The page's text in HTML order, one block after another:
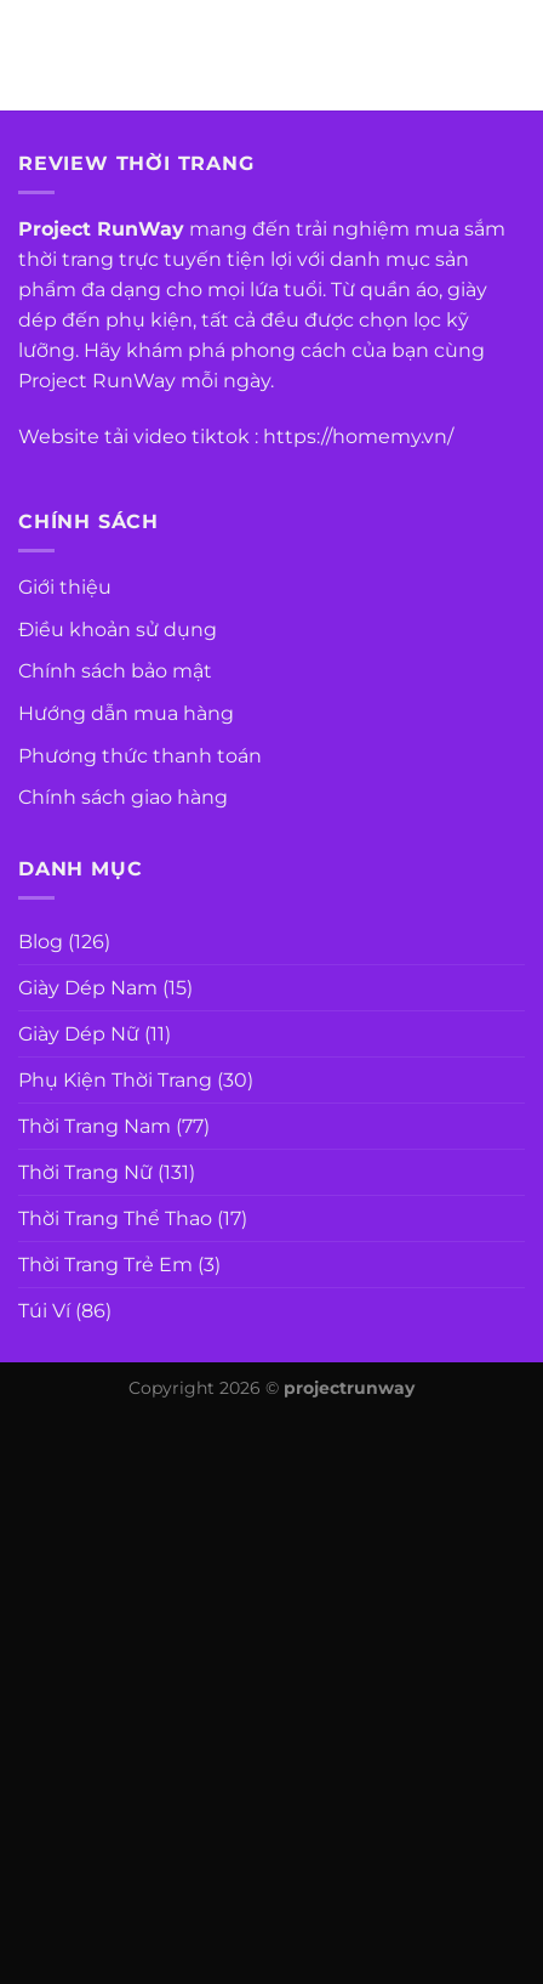
REVIEW THỜI TRANG
Project RunWay mang đến trải nghiệm mua sắm
thời trang trực tuyến tiện lợi với danh mục sản
phẩm đa dạng cho mọi lứa tuổi. Từ quần áo, giày
dép đến phụ kiện, tất cả đều được chọn lọc kỹ
lưỡng. Hãy khám phá phong cách của bạn cùng
Project RunWay mỗi ngày.
Website tải video tiktok : https://homemy.vn/
CHÍNH SÁCH
Giới thiệu
Điều khoản sử dụng
Chính sách bảo mật
Hướng dẫn mua hàng
Phương thức thanh toán
Chính sách giao hàng
DANH MỤC
Blog (126)
Giày Dép Nam (15)
Giày Dép Nữ (11)
Phụ Kiện Thời Trang (30)
Thời Trang Nam (77)
Thời Trang Nữ (131)
Thời Trang Thể Thao (17)
Thời Trang Trẻ Em (3)
Túi Ví(86)
Copyright 2026 © projectrunway